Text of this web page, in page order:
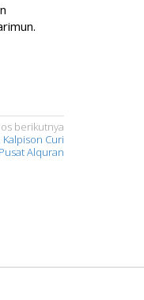
berikutnya
Kalpison Curi
Alquran